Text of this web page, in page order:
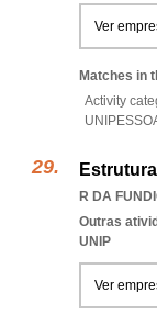
Ver
Matches in
Activity
R DA
Outras
UNIP
Ver